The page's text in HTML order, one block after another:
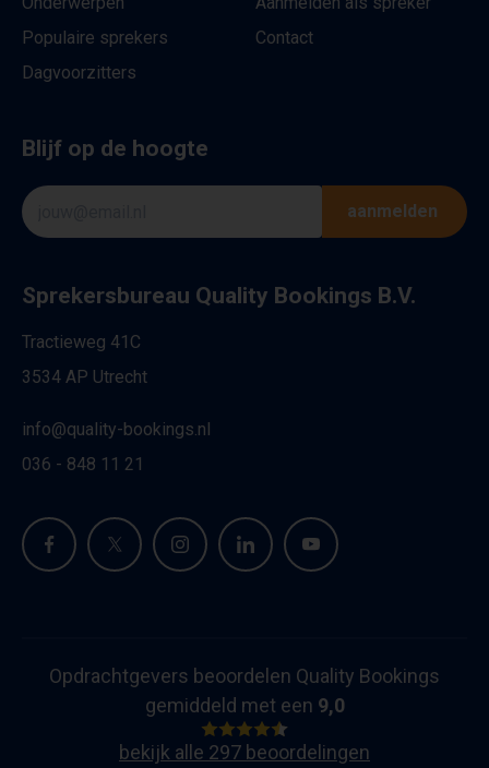
Populaire sprekers
Dagvoorzitters
Contact
Blijf op de hoogte
aanmelden
Sprekersbureau Quality Bookings B.V.
Tractieweg 41C
3534 AP Utrecht
info@quality-bookings.nl
036 - 848 11 21
Opdrachtgevers beoordelen Quality Bookings
gemiddeld met een 9,0
bekijk alle 297 beoordelingen